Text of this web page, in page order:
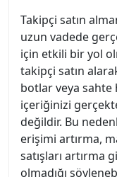
Takipçi satın
uzun vadede
için etkili bir yol
takipçi satın
botlar veya sahte
içeriğinizi
değildir. Bu
erişimi artırma,
satışları artırma
olmadığı